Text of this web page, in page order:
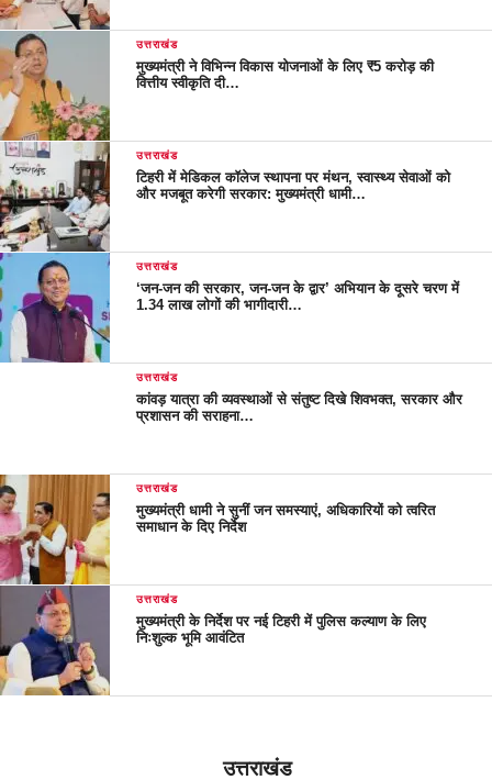
उत्तराखंड
मुख्यमंत्री ने विभिन्न विकास योजनाओं के लिए ₹5 करोड़ की
वित्तीय स्वीकृति दी…
उत्तराखंड
टिहरी में मेडिकल कॉलेज स्थापना पर मंथन, स्वास्थ्य सेवाओं को
और मजबूत करेगी सरकार: मुख्यमंत्री धामी…
उत्तराखंड
‘जन-जन की सरकार, जन-जन के द्वार’ अभियान के दूसरे चरण में
1.34 लाख लोगों की भागीदारी…
उत्तराखंड
कांवड़ यात्रा की व्यवस्थाओं से संतुष्ट दिखे शिवभक्त, सरकार और
प्रशासन की सराहना…
उत्तराखंड
मुख्यमंत्री धामी ने सुनीं जन समस्याएं, अधिकारियों को त्वरित
समाधान के दिए निर्देश
उत्तराखंड
मुख्यमंत्री के निर्देश पर नई टिहरी में पुलिस कल्याण के लिए
निःशुल्क भूमि आवंटित
उत्तराखंड